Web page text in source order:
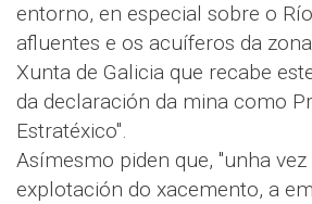
entorno, en especial sobre o
afluentes e os acuíferos da
Xunta de Galicia que recabe
da declaración da mina como
Estratéxico".
Asímesmo piden que, "unha
explotación do xacemento, a